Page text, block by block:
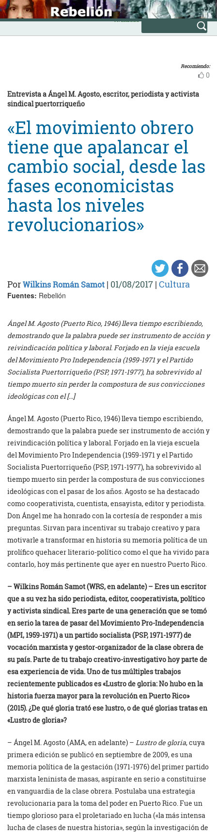
Skip
to
content
INICIO
Avanzada
Recomiendo:
0
Entrevista a Ángel M. Agosto, escritor, periodista y activista
sindical puertorriqueño
«El movimiento obrero
tiene que apalancar el
cambio social, desde las
fases economicistas
hasta los niveles
revolucionarios»
PorWilkins Román Samot | 01/08/2017 | Cultura
Fuentes: Rebelión
Ángel M. Agosto (Puerto Rico, 1946) lleva tiempo escribiendo,
demostrando que la palabra puede ser instrumento de acción y
reivindicación política y laboral. Forjado en la vieja escuela
del Movimiento Pro Independencia (1959-1971 y el Partido
Socialista Puertorriqueño (PSP, 1971-1977), ha sobrevivido al
tiempo muerto sin perder la compostura de sus convicciones
ideológicas con el […]
Ángel M. Agosto (Puerto Rico, 1946) lleva tiempo escribiendo,
demostrando que la palabra puede ser instrumento de acción y
reivindicación política y laboral. Forjado en la vieja escuela
del Movimiento Pro Independencia (1959-1971 y el Partido
Socialista Puertorriqueño (PSP, 1971-1977), ha sobrevivido al
tiempo muerto sin perder la compostura de sus convicciones
ideológicas con el pasar de los años. Agosto se ha destacado
como cooperativista, cuentista, ensayista, editor y periodista.
Don Ángel me ha honrado con la cortesía de responder a mis
preguntas. Sirvan para incentivar su trabajo creativo y para
motivarle a transformar en historia su memoria política de un
prolífico quehacer literario-político como el que ha vivido para
contarlo, hoy más pertinente que ayer en nuestro Puerto Rico.
– Wilkins Román Samot (WRS, en adelante) – Eres un escritor
que a su vez ha sido periodista, editor, cooperativista, político
y activista sindical. Eres parte de una generación que se tomó
en serio la tarea de pasar del Movimiento Pro-Independencia
(MPI, 1959-1971) a un partido socialista (PSP, 1971-1977) de
vocación marxista y gestor-organizador de la clase obrera de
su país. Parte de tu trabajo creativo-investigativo hoy parte de
esa experiencia de vida. Uno de tus múltiples trabajos
recientemente publicados es «Lustro de gloria: No hubo en la
historia fuerza mayor para la revolución en Puerto Rico»
(2015).¿De qué gloria trató ese lustro, o de qué glorias tratas en
«Lustro de gloria»?
– Ángel M. Agosto (AMA, en adelante) – Lustro de gloria, cuya
primera edición se publicó en septiembre de 2009, es una
memoria política de la gestación (1971-1976) del primer partido
marxista leninista de masas, aspirante en serio a constituirse
en vanguardia de la clase obrera. Postulaba una estrategia
revolucionaria para la toma del poder en Puerto Rico. Fue un
tiempo glorioso para el proletariado en lucha («la más intensa
lucha de clases de nuestra historia», según la investigación de